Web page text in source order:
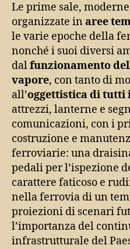
Le prime sale,
organizzate in aree
le varie epoche della
nonché i suoi diversi
dalfunzionamento
vapore, con tanto di
all’oggettistica di tutti
attrezzi, lanterne e
comunicazioni, con i
costruzione e
ferroviarie: una
pedali per l’ispezione
carattere faticoso e
nella ferrovia di un
proiezioni di scenari
l’importanza del
infrastrutturale del